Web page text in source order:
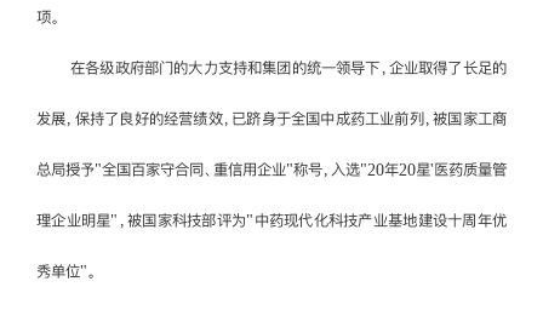
项。
在各级政府部门的大力支持和集团的统一领导下，企业取得了长足的
发展，保持了良好的经营绩效，已跻身于全国中成药工业前列，被国家工商
总局授予"全国百家守合同、重信用企业"称号，入选"20年20星'医药质量管
理企业明星"，被国家科技部评为"中药现代化科技产业基地建设十周年优
秀单位"。